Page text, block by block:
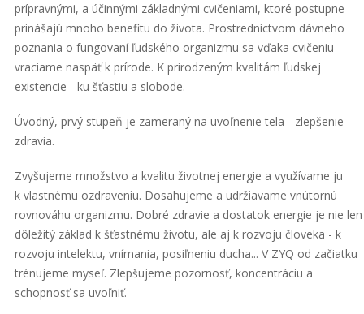
prípravnými, a účinnými základnými cvičeniami, ktoré postupne
prinášajú mnoho benefitu do života. Prostredníctvom dávneho
poznania o fungovaní ľudského organizmu sa vďaka cvičeniu
vraciame naspäť k prírode. K prirodzeným kvalitám ľudskej
existencie - ku šťastiu a slobode.
Úvodný, prvý stupeň je zameraný na uvoľnenie tela - zlepšenie
zdravia.
Zvyšujeme množstvo a kvalitu životnej energie a využívame ju
k vlastnému ozdraveniu. Dosahujeme a udržiavame vnútornú
rovnováhu organizmu. Dobré zdravie a dostatok energie je nie len
dôležitý základ k šťastnému životu, ale aj k rozvoju človeka - k
rozvoju intelektu, vnímania, posiľneniu ducha... V ZYQ od začiatku
trénujeme myseľ. Zlepšujeme pozornosť, koncentráciu a
schopnosť sa uvoľniť.